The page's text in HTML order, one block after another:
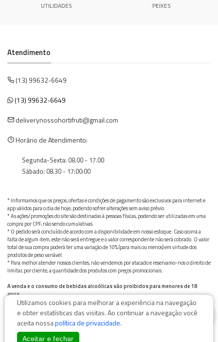
UTILIDADES PEIXES
Atendimento
(13) 99632-6649
(13) 99632-6649
deliverynossohortifruti@gmail.com
Horário de Atendimento:
Segunda-Sexta: 08.00 - 17.00
Sábado: 08.30 - 17:00:00
* Informamos que os preços, ofertas e condições de pagamento são exclusivos para internet e
app válidos para o dia de hoje, podendo sofrer alterações sem aviso prévio.
* As ações/promoções do site são destinadas à pessoas físicas, podendo ser utilizadas em uma
compra por CPF, não sendo cumulativas.
* O pedido será concluído de acordo com a disponibilidade em nosso estoque. Caso ocorra a
falta de algum item, este não será entregue e o valor correspondente não será cobrado. O valor
total de sua compra poderá ter uma variação de 10% (para mais ou menos) em virtude dos
produtos de peso variável.
* Para melhor atender nossos clientes, não vendemos por atacado e reservamo-nos o direito de
limitar, por cliente, a quantidade dos produtos com preços promocionais.
A venda e o consumo de bebidas alcoólicas são proibidos para menores de 18
anos.
Bebida alcoólica pode causar dependência química e, em excesso, provoca graves males à saúde.
Beba com moderação
Utilizamos cookies para melhorar a experiência na navegação
e obter estatísticas das visitas. Ao continuar a navegação você
aceita nossapolítica de privacidade.
Aceitar e fechar